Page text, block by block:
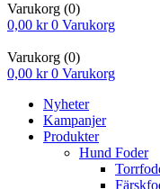
Varukorg (0)
0,00 kr 0 Varukorg
Varukorg (0)
0,00 kr 0 Varukorg
Nyheter
Kampanjer
Produkter
Hund Foder